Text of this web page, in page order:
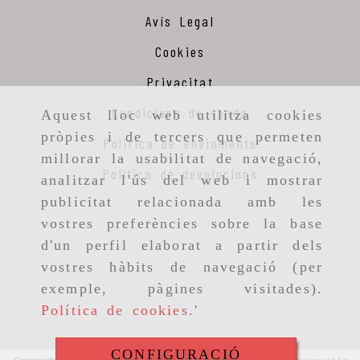
Aquest lloc web utilitza cookies
pròpies i de tercers que permeten
millorar la usabilitat de navegació,
analitzar l'ús del web i mostrar
publicitat relacionada amb les
vostres preferències sobre la base
d'un perfil elaborat a partir dels
vostres hàbits de navegació (per
exemple, pàgines visitades).
Política de cookies.'
CONFIGURACIÓ
Avís Legal
Cookies
Privacitat
Condicions de venda
Politica de enviaments
Política de devolucions